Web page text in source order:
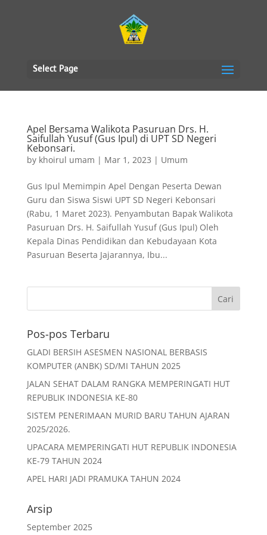
Select Page
Apel Bersama Walikota Pasuruan Drs. H.
Saifullah Yusuf (Gus Ipul) di UPT SD Negeri
Kebonsari.
by khoirul umam | Mar 1, 2023 | Umum
Gus Ipul Memimpin Apel Dengan Peserta Dewan
Guru dan Siswa Siswi UPT SD Negeri Kebonsari
(Rabu, 1 Maret 2023). Penyambutan Bapak Walikota
Pasuruan Drs. H. Saifullah Yusuf (Gus Ipul) Oleh
Kepala Dinas Pendidikan dan Kebudayaan Kota
Pasuruan Beserta Jajarannya, Ibu...
Pos-pos Terbaru
GLADI BERSIH ASESMEN NASIONAL BERBASIS
KOMPUTER (ANBK) SD/MI TAHUN 2025
JALAN SEHAT DALAM RANGKA MEMPERINGATI HUT
REPUBLIK INDONESIA KE-80
SISTEM PENERIMAAN MURID BARU TAHUN AJARAN
2025/2026.
UPACARA MEMPERINGATI HUT REPUBLIK INDONESIA
KE-79 TAHUN 2024
APEL HARI JADI PRAMUKA TAHUN 2024
Arsip
September 2025